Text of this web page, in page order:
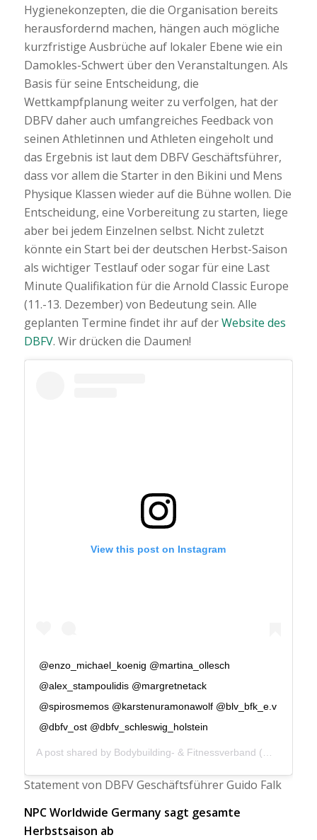
Hygienekonzepten, die die Organisation bereits
herausfordernd machen, hängen auch mögliche
kurzfristige Ausbrüche auf lokaler Ebene wie ein
Damokles-Schwert über den Veranstaltungen. Als
Basis für seine Entscheidung, die
Wettkampfplanung weiter zu verfolgen, hat der
DBFV daher auch umfangreiches Feedback von
seinen Athletinnen und Athleten eingeholt und
das Ergebnis ist laut dem DBFV Geschäftsführer,
dass vor allem die Starter in den Bikini und Mens
Physique Klassen wieder auf die Bühne wollen. Die
Entscheidung, eine Vorbereitung zu starten, liege
aber bei jedem Einzelnen selbst. Nicht zuletzt
könnte ein Start bei der deutschen Herbst-Saison
als wichtiger Testlauf oder sogar für eine Last
Minute Qualifikation für die Arnold Classic Europe
(11.-13. Dezember) von Bedeutung sein. Alle
geplanten Termine findet ihr auf derWebsite des
DBFV. Wir drücken die Daumen!
View this post on Instagram
@enzo_michael_koenig @martina_ollesch
@alex_stampoulidis @margretnetack
@spirosmemos @karstenuramonawolf @blv_bfk_e.v
@dbfv_ost @dbfv_schleswig_holstein
A post shared by Bodybuilding- & Fitnessverband (@dbfv_ev) on
Statement von DBFV Geschäftsführer Guido Falk
NPC Worldwide Germany sagt gesamte
Herbstsaison ab